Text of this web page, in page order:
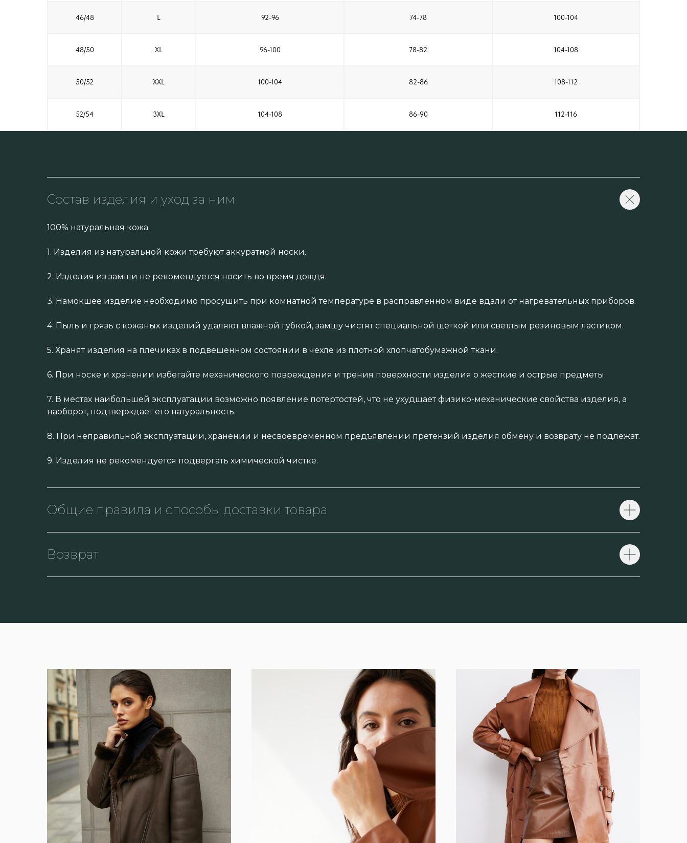
46/48 L 92-96 74-78 100-104
48/50 XL 96-100 78-82 104-108
50/52 XXL 100-104 82-86 108-112
52/54 3XL 104-108 86-90 112-116
Состав изделия и уход за ним
100% натуральная кожа.
1. Изделия из натуральной кожи требуют аккуратной носки.
2. Изделия из замши не рекомендуется носить во время дождя.
3. Намокшее изделие необходимо просушить при комнатной температуре в расправленном виде вдали от нагревательных приборов.
4. Пыль и грязь с кожаных изделий удаляют влажной губкой, замшу чистят специальной щеткой или светлым резиновым ластиком.
5. Хранят изделия на плечиках в подвешенном состоянии в чехле из плотной хлопчатобумажной ткани.
6. При носке и хранении избегайте механического повреждения и трения поверхности изделия о жесткие и острые предметы.
7. В местах наибольшей эксплуатации возможно появление потертостей, что не ухудшает физико-механические свойства изделия, а
наоборот, подтверждает его натуральность.
8. При неправильной эксплуатации, хранении и несвоевременном предъявлении претензий изделия обмену и возврату не подлежат.
9. Изделия не рекомендуется подвергать химической чистке.
Общие правила и способы доставки товара
Возврат